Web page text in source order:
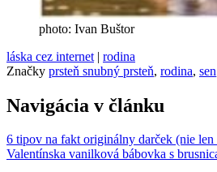
photo: Ivan Buštor
láska cez internet | rodina
Značky prsteň snubný prsteň, rodina, sen
Navigácia v článku
6 tipov na fakt originálny darček (nie len
Valentínska vanilková bábovka s